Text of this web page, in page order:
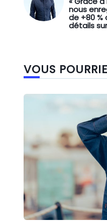
nous
de +80 %
détails
VOUS